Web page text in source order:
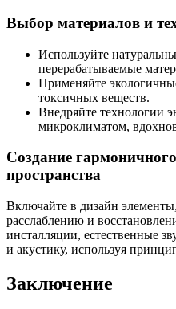
Выбор материалов и
Используйте
перерабатываемые
Применяйте
токсичных веществ.
Внедряйте технологии
микроклиматом,
Создание
пространства
Включайте в дизайн
расслаблению и
инсталляции, естественные
и акустику, используя
Заключение